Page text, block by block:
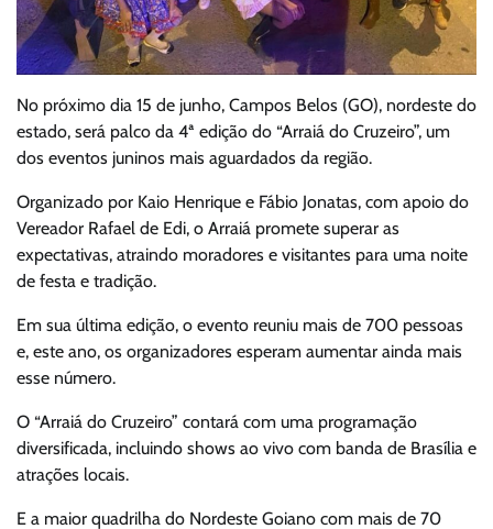
No próximo dia 15 de junho, Campos Belos (GO), nordeste do
estado, será palco da 4ª edição do “Arraiá do Cruzeiro”, um
dos eventos juninos mais aguardados da região.
Organizado por Kaio Henrique e Fábio Jonatas, com apoio do
Vereador Rafael de Edi, o Arraiá promete superar as
expectativas, atraindo moradores e visitantes para uma noite
de festa e tradição.
Em sua última edição, o evento reuniu mais de 700 pessoas
e, este ano, os organizadores esperam aumentar ainda mais
esse número.
O “Arraiá do Cruzeiro” contará com uma programação
diversificada, incluindo shows ao vivo com banda de Brasília e
atrações locais.
E a maior quadrilha do Nordeste Goiano com mais de 70